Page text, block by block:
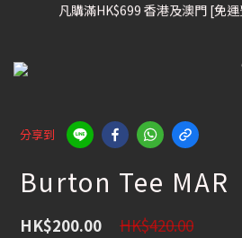
凡購滿HK$699 香港及澳門 [免
凡購滿HK$699 香港及澳門 [免
滑雪板, 固定器, 滑雪靴, 護目鏡 頭盔 ,
凡購滿HK$699 香港及澳門 [免
分享到
Burton Tee MAR
HK$420.00
HK$200.00